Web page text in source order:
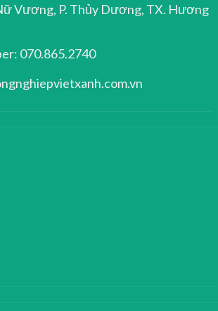
Vương, P. Thủy Dương, TX. Hương
070.865.2740